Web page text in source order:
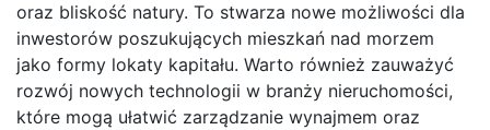
oraz bliskość natury. To stwarza nowe możliwości dla
inwestorów poszukujących mieszkań nad morzem
jako formy lokaty kapitału. Warto również zauważyć
rozwój nowych technologii w branży nieruchomości,
które mogą ułatwić zarządzanie wynajmem oraz